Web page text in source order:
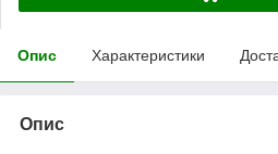
Опис Характеристики
Опис